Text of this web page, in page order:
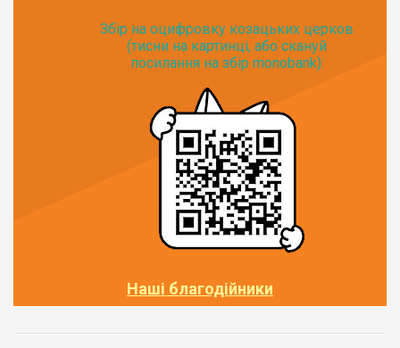
Збір на оцифровку козацьких церков
(тисни на картинці, або скануй
посилання на збір monobank):
Наші благодійники